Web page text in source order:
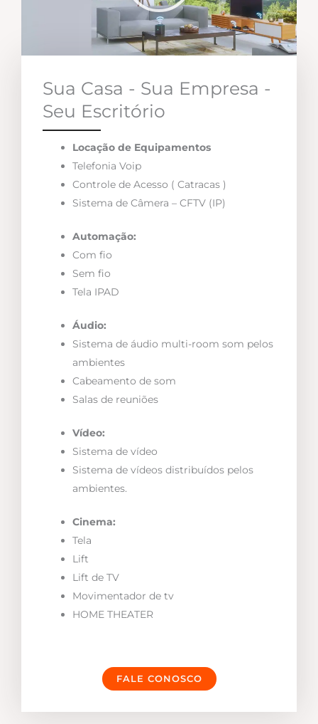
Sua Casa - Sua Empresa -
Seu Escritório
Locação de Equipamentos
Telefonia Voip
Controle de Acesso ( Catracas )
Sistema de Câmera – CFTV (IP)
Automação:
Com fio
Sem fio
Tela IPAD
Áudio:
Sistema de áudio multi-room som pelos
ambientes
Cabeamento de som
Salas de reuniões
Vídeo:
Sistema de vídeo
Sistema de vídeos distribuídos pelos
ambientes.
Cinema:
Tela
Lift
Lift de TV
Movimentador de tv
HOME THEATER
FALE CONOSCO